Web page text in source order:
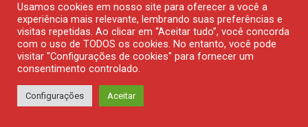
dezembro 2025
novembro 2025
Usamos cookies em nosso site para oferecer a você a
experiência mais relevante, lembrando suas preferências e
visitas repetidas. Ao clicar em “Aceitar tudo”, você concorda
com o uso de TODOS os cookies. No entanto, você pode
visitar "Configurações de cookies" para fornecer um
consentimento controlado.
Configurações Aceitar